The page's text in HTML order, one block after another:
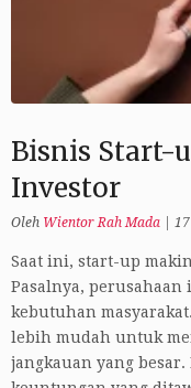
Bisnis Start-
Investor
Oleh Wientor Rah Mada
Saat ini, start-up
Pasalnya,
kebutuhan
lebih mudah untuk
jangkauan yang